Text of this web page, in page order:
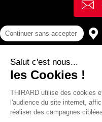
Continuer sans accepter
Salut c'est nous...
les Cookies !
THIRARD utilise des cookies
l'audience du site internet,
réaliser des campagnes